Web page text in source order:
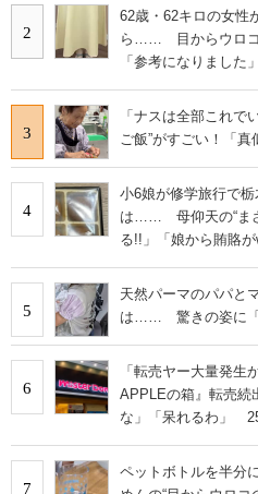
2
62歳・62キロの女性
ら…… 目からウロコ
「参考になりました」
3
「ナスは全部これで
ご飯”がすごい！「真
4
小6娘が修学旅行で
は…… 母仰天の“ま
る!!」「娘から賄賂が
5
天然パーマのパパと
は…… 驚きの姿に「
6
「転売ヤー大量発
APPLEの箱』転売
な」「呆れるわ」
7
ペットボトルを半